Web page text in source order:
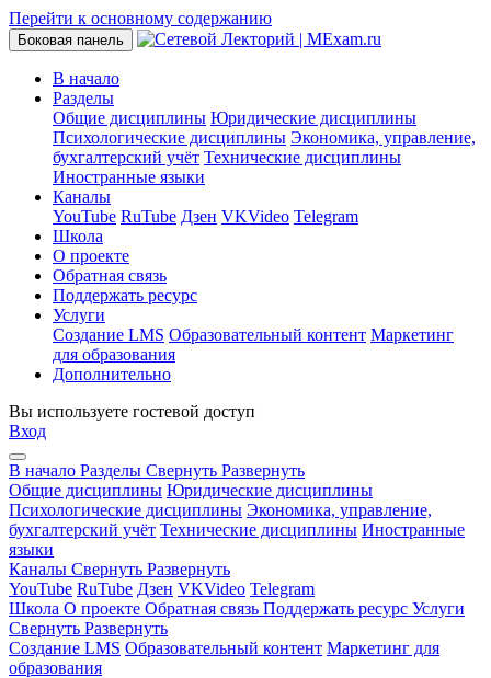
Перейти к основному содержанию
Боковая панель
В начало
Разделы
Общие дисциплины Юридические дисциплины
Психологические дисциплины Экономика, управление,
бухгалтерский учёт Технические дисциплины
Иностранные языки
Каналы
YouTube RuTube Дзен VKVideo Telegram
Школа
О проекте
Обратная связь
Поддержать ресурс
Услуги
Создание LMS Образовательный контент Маркетинг
для образования
Дополнительно
Вы используете гостевой доступ
Вход
В начало Разделы Свернуть Развернуть
Общие дисциплины Юридические дисциплины
Психологические дисциплины Экономика, управление,
бухгалтерский учёт Технические дисциплины Иностранные
языки
Каналы Свернуть Развернуть
YouTube RuTube Дзен VKVideo Telegram
Школа О проекте Обратная связь Поддержать ресурс Услуги
Свернуть Развернуть
Создание LMS Образовательный контент Маркетинг для
образования